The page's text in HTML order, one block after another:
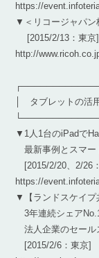
https://
▼＜リコージャパン
[2015/2/13：東京]
http://
│ タブレットの活
▼1人1台のiPadで
最新事例とスマー
[2015/2/20、2/26
https://
▼【ランドスケイプ
3年連続シェア
法人企業のセール
[2015/2/6：東京]